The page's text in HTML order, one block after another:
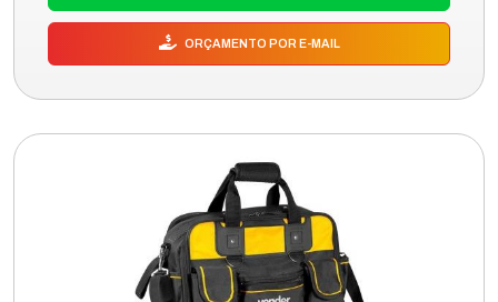
ORÇAMENTO POR E-MAIL